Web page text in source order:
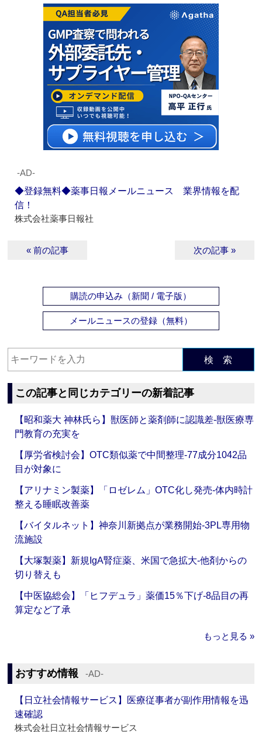
‐AD‐
◆登録無料◆薬事日報メールニュース 業界情報を配
信！
株式会社薬事日報社
« 前の記事 次の記事 »
購読の申込み（新聞 / 電子版）
メールニュースの登録（無料）
検 索
この記事と同じカテゴリーの新着記事
【昭和薬大 神林氏ら】獣医師と薬剤師に認識差‐獣医療専
門教育の充実を
【厚労省検討会】OTC類似薬で中間整理‐77成分1042品
目が対象に
【アリナミン製薬】「ロゼレム」OTC化し発売‐体内時計
整える睡眠改善薬
【バイタルネット】神奈川新拠点が業務開始‐3PL専用物
流施設
【大塚製薬】新規IgA腎症薬、米国で急拡大‐他剤からの
切り替えも
【中医協総会】「ヒフデュラ」薬価15％下げ‐8品目の再
算定など了承
もっと見る »
おすすめ情報 ‐AD‐
【日立社会情報サービス】医療従事者が副作用情報を迅
速確認
株式会社日立社会情報サービス